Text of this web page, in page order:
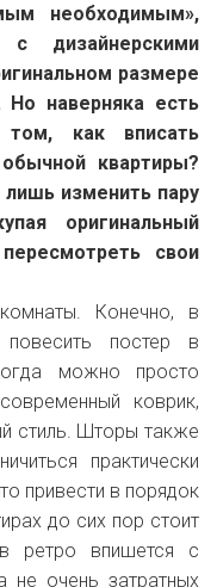
необходимым»,
дизайнерскими
размере
Но наверняка есть
как вписать
квартиры?
изменить пару
оригинальный
свои
Конечно, в
постер в
можно просто
коврик,
стиль. Шторы также
практически
привести в порядок
до сих пор стоит
ретро впишется с
очень затратных